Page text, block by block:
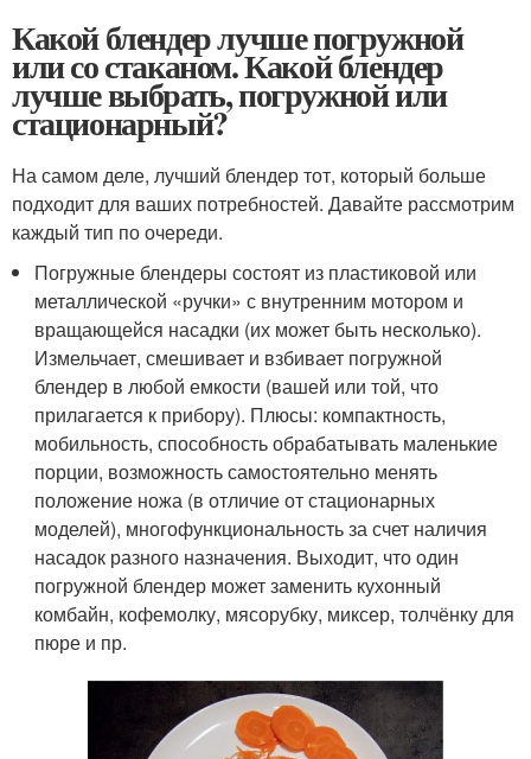
Какой блендер лучше погружной
или со стаканом. Какой блендер
лучше выбрать, погружной или
стационарный?
На самом деле, лучший блендер тот, который больше
подходит для ваших потребностей. Давайте рассмотрим
каждый тип по очереди.
Погружные блендеры состоят из пластиковой или
металлической «ручки» с внутренним мотором и
вращающейся насадки (их может быть несколько).
Измельчает, смешивает и взбивает погружной
блендер в любой емкости (вашей или той, что
прилагается к прибору). Плюсы: компактность,
мобильность, способность обрабатывать маленькие
порции, возможность самостоятельно менять
положение ножа (в отличие от стационарных
моделей), многофункциональность за счет наличия
насадок разного назначения. Выходит, что один
погружной блендер может заменить кухонный
комбайн, кофемолку, мясорубку, миксер, толчёнку для
пюре и пр.